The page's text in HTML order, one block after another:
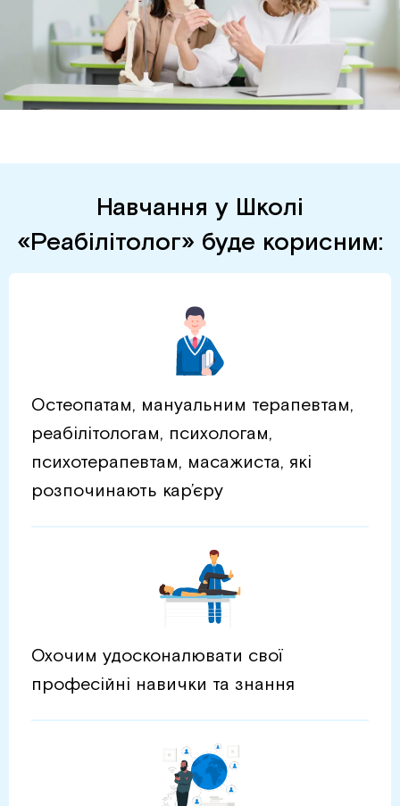
Навчання у Школі
«Реабілітолог» буде корисним:
Остеопатам, мануальним терапевтам,
реабілітологам, психологам,
психотерапевтам, масажиста, які
розпочинають кар’єру
Охочим удосконалювати свої
професійні навички та знання